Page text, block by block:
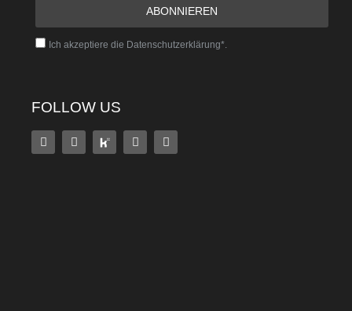
Ich akzeptiere die Datenschutzerklärung*.
FOLLOW US